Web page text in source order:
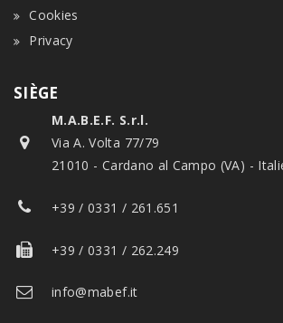
Cookies
Privacy
SIÈGE
M.A.B.E.F. S.r.l.
Via A. Volta 77/79
21010 - Cardano al Campo (VA) -
+39 / 0331 / 261.651
+39 / 0331 / 262.249
info@mabef.it